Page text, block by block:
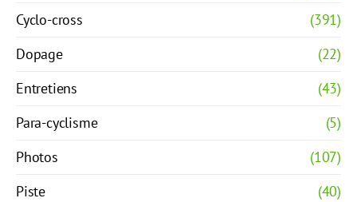
Cyclo-cross
(391)
Dopage
(22)
Entretiens
(43)
Para-cyclisme
(5)
Photos
(107)
Piste
(40)